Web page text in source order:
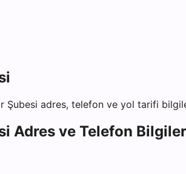
Şubesi adres, telefon ve yol tarifi
Adres ve Telefon